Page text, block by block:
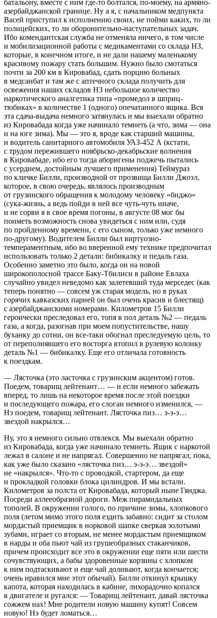
батальону, вместе с ним где-то болтался, по-моему, на армяно-
азербайджанской границе. Ну а я, с начальником медпункта
Васей приступил к исполнению своих, не пойми каких, то ли
полицейских, то ли оборонительно-наступательных задач.
Ибо комендантская служба не отменяла ничего, в том числе
и мобилизационной работы с медикаментами со склада НЗ,
которые, в конечном итоге, и не дали нашему маленькому
красивому пожару стать большим. Нужно было смотаться
почти за 200 км в Кировабад, сдать порцию больных
в медсанбат и там же с аптечного склада получить для
освежения наших складов НЗ небольшое количество
наркотического аналгетика типа «промедол в шприц-
тюбиках» в количестве 1 (одного) опечатанного ящика. Вся
эта сдача-выдача немного затянулась и мы выехали обратно
из Кировабада когда уже начинало темнеть (а что, зима — она
и на юге зима). Мы — это я, вроде как старший машины,
и водитель санитарного автомобиля УАЗ-452 А (кстати,
с трудом пережившего ноябрьско-декабрьские волнения
в Кировабаде, ибо его тогда аборигены поджечь пытались
с усердием, достойным лучшего применения) Теймураз
по кличке Билли, производной от прозвища Билли Джоэл,
которое, в свою очередь, являлось производным
от грузинского обращения к молодому человеку «биджо»
(сука-жизнь, а ведь пойди в ней все чуть-чуть иначе,
и не сорви я в свое время погоны, в августе 08 мог бы
поиметь возможность снова увидеться с ним или, судя
по пройденному времени, с его сыном, только уже немного
по-другому). Водителем Билли был виртуозно-
темпераментным, ибо во вверенной ему технике предпочитал
использовать только 2 детали: бибикалку и педаль газа.
Особенно заметно это было, когда он на новой
широкополосной трассе Баку-Тбилиси в районе Евлаха
случайно увидел неведомо как залетевший туда мерседес (как
теперь понятно — совсем уж старая модель, но в руках
горячих кавказских парней он был очень красив и блестящ)
с азербайджанскими номерами. Километров 15 Билли
героически преследовал его, топя в пол деталь №2 — педаль
газа, а когда, разогнав при моем попустительстве, нашу
буханку до сотни, он все-таки обогнал преследуемую цель, то
от переполнявшего его восторга втопил в рулевую колонку
деталь №1 — бибикалку. Еще его отличала готовность
к поездкам.
— Лясточка (это ласточка с грузинским акцентом) готов.
Поедем, товарищ лейтенант… — и если немного забежать
вперед, то лишь на некоторое время после этой поездки
и последующего пожара, его слоган немного изменился, —
Нэ поедем, товарищ лейтенант. Лясточка пиз… э-э-э…
звездой накрылся…
Ну, это я немного сильно отвлекся. Мы выехали обратно
из Кировабада, когда уже начинало темнеть. Ящик с наркотой
лежал в салоне и не напрягал. Совершенно не напрягал, пока,
как уже было сказано «лясточка пиз… э-э-э… звездой»
не «накрылся». Что-то с проводкой, стартером, да еще
и прокладкой головки блока цилиндров. И мы встали.
Километров за полста от Кировабада, который ныне Гянджа.
Посреди аллееобразной дороги. Меж пирамидальных
тополей. В окружении голого, по причине зимы, хлопкового
поля (летом мимо этого поля ездить забавно: сидит за столом
мордастый приемщик в норковой шапке сверкая золотыми
зубами, играет со вторым, не менее мордастым приемщиком
в нарды и оба пьют чай из грушеобразных стаканчиков,
причем происходит все это в окружении еще пяти или шести
сочувствующих, а бабы здоровенные корзины с хлопком
к ним подтаскивают и еще чай доливают, когда кончается;
очень нравился мне этот обычай). Билли откинул крышку
капота, которая находилась в кабине, лихорадочно копался
в двигателе и ругался: — Товарищ лейтенант, давай лясточка
сожжем нах! Мне родители новую машину купят! Совсем
новую! Нэ будет ломаться…